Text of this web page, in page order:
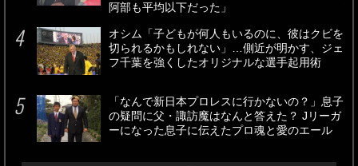
阿部も平均以下だった」
オシム「子どもが何人もいるのに、彼はクビを
切られるかもしれない」…側近が明かす、ジェ
フ千葉を強くしたオリジナルな選手起用術
「なんで新日本プロレスに行かないの？」息子
の疑問に父・諏訪魔はなんと答えた？ Jリーガ
ーになった息子に伝えたプロ魂と愛のエール